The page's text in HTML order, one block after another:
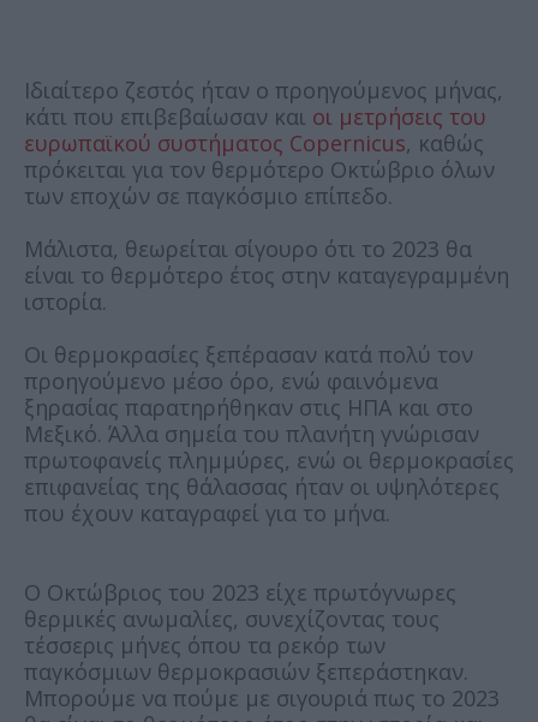
Ιδιαίτερο ζεστός ήταν ο προηγούμενος μήνας,
κάτι που επιβεβαίωσαν και οι μετρήσεις του
ευρωπαϊκού συστήματος Copernicus, καθώς
πρόκειται για τον θερμότερο Οκτώβριο όλων
των εποχών σε παγκόσμιο επίπεδο.
Μάλιστα, θεωρείται σίγουρο ότι το 2023 θα
είναι το θερμότερο έτος στην καταγεγραμμένη
ιστορία.
Οι θερμοκρασίες ξεπέρασαν κατά πολύ τον
προηγούμενο μέσο όρο, ενώ φαινόμενα
ξηρασίας παρατηρήθηκαν στις ΗΠΑ και στο
Μεξικό. Άλλα σημεία του πλανήτη γνώρισαν
πρωτοφανείς πλημμύρες, ενώ οι θερμοκρασίες
επιφανείας της θάλασσας ήταν οι υψηλότερες
που έχουν καταγραφεί για το μήνα.
Ο Οκτώβριος του 2023 είχε πρωτόγνωρες
θερμικές ανωμαλίες, συνεχίζοντας τους
τέσσερις μήνες όπου τα ρεκόρ των
παγκόσμιων θερμοκρασιών ξεπεράστηκαν.
Μπορούμε να πούμε με σιγουριά πως το 2023